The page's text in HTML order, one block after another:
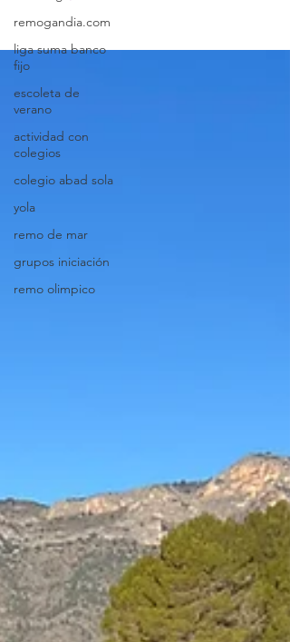
remogandia.com
liga suma banco
fijo
escoleta de
verano
actividad con
colegios
colegio abad sola
yola
remo de mar
grupos iniciación
remo olimpico